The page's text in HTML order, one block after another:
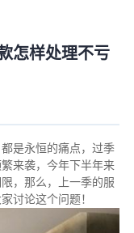
怎样处理不亏
是永恒的痛点，过季
来袭，今年下半年来
，那么，上一季的服
讨论这个问题！